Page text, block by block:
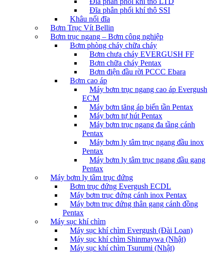
Đĩa phân phối khí thô SSI
Khâu nối đĩa
Bơm Trục Vít Bellin
Bơm trục ngang – Bơm công nghiệp
Bơm phòng cháy chữa cháy
Bơm chưa cháy EVERGUSH FF
Bơm chữa cháy Pentax
Bơm điện đầu rời PCCC Ebara
Bơm cao áp
Máy bơm trục ngang cao áp Evergush
ECM
Máy bơm tăng áp biến tần Pentax
Máy bơm tự hút Pentax
Máy bơm trục ngang đa tầng cánh
Pentax
Máy bơm ly tâm trục ngang đầu inox
Pentax
Máy bơm ly tâm trục ngang đầu gang
Pentax
Máy bơm ly tâm trục đứng
Bơm trục đứng Evergush ECDL
Máy bơm trục đứng cánh inox Pentax
Máy bơm trục đứng thân gang cánh đồng
Pentax
Máy sục khí chìm
Máy sục khí chìm Evergush (Đài Loan)
Máy sục khí chìm Shinmaywa (Nhật)
Máy sục khí chìm Tsurumi (Nhật)